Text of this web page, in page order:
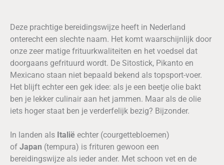
Wil je méér met groenten doen?
Wil je je groenten-skills
verbeteren?
Wil je de wetenschap kennen
achter de bereidingen?
Bekijk de driedaagse
cursus
Deze prachtige bereidingswijze heeft in Nederland
onterecht een slechte naam. Het komt waarschijnlijk door
onze zeer matige frituurkwaliteiten en het voedsel dat
doorgaans gefrituurd wordt. De Sitostick, Pikanto en
Mexicano staan niet bepaald bekend als topsport-voer.
Het blijft echter een gek idee: als je een beetje olie bakt
ben je lekker culinair aan het jammen. Maar als de olie
iets hoger staat ben je verderfelijk bezig? Bijzonder.
In landen als Italië echter (courgettebloemen)
of Japan (tempura) is frituren gewoon een
bereidingswijze als ieder ander. Met schoon vet en de